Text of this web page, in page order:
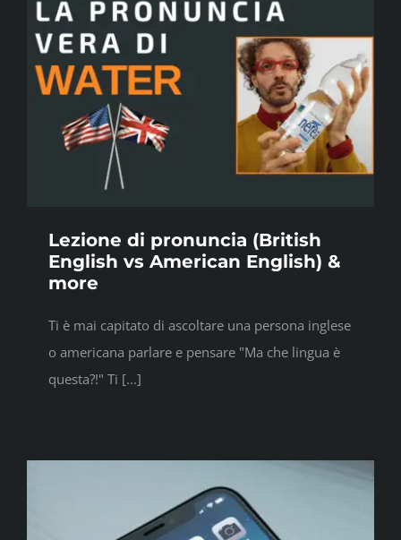
Lezione di pronuncia (British
English vs American English) &
more
Ti è mai capitato di ascoltare una persona inglese
o americana parlare e pensare "Ma che lingua è
questa?!" Ti [...]